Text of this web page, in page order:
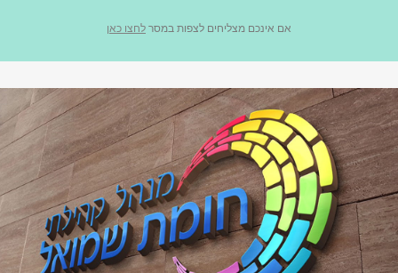
אם אינכם מצליחים לצפות במסר לחצו כאן